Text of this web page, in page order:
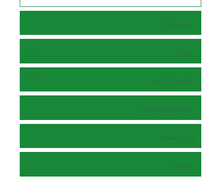
صفحه اصلی
مرور
اطلاعات نشریه
راهنمای نویسندگان
ارسال مقاله
داوران